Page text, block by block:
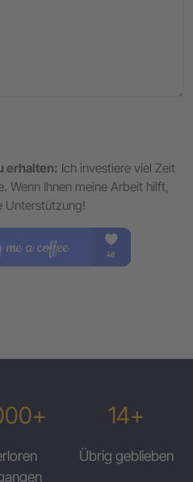
erhalten: Ich investiere viel Zeit
Wenn Ihnen meine Arbeit hilft,
Unterstützung!
14+
Übrig geblieben